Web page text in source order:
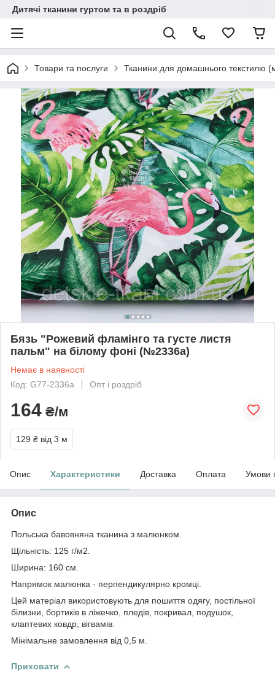
Дитячі тканини гуртом та в роздріб
Товари та послуги Тканини для домашнього текстилю
Бязь "Рожевий фламінго та густе листя
пальм" на білому фоні (№2336а)
Немає в наявності
Код: G77-2336а
Опт і роздріб
164 ₴/м
129 ₴ від 3 м
Опис Характеристики Доставка Оплата Умови
Опис
Польська бавовняна тканина з малюнком.
Щільність: 125 г/м2.
Ширина: 160 см.
Напрямок малюнка - перпендикулярно кромці.
Цей матеріал використовують для пошиття одягу, постільної
білизни, бортиків в ліжечко, пледів, покривал, подушок,
клаптевих ковдр, вігвамів.
Мінімальне замовлення від 0,5 м.
Приховати